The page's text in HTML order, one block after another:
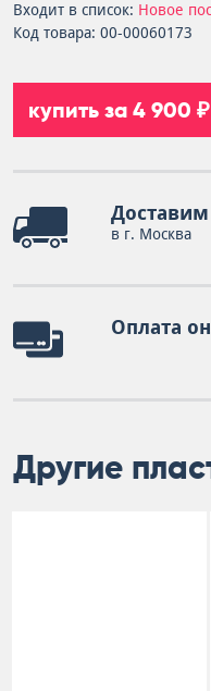
Входит в список: Новое
Код товара: 00-00060173
купить за 4 900 ₽
Доставим
в г. Москва
Оплата
Другие